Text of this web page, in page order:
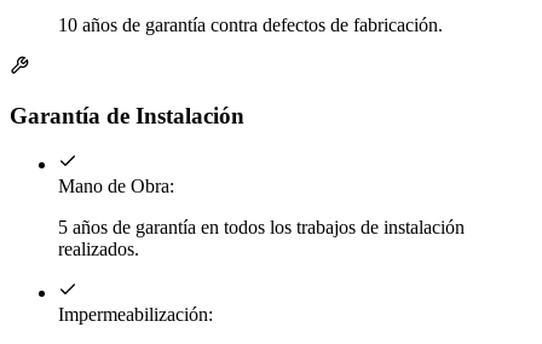
10 años de garantía contra defectos de fabricación.
Garantía de Instalación
Mano de Obra:
5 años de garantía en todos los trabajos de instalación
realizados.
Impermeabilización: